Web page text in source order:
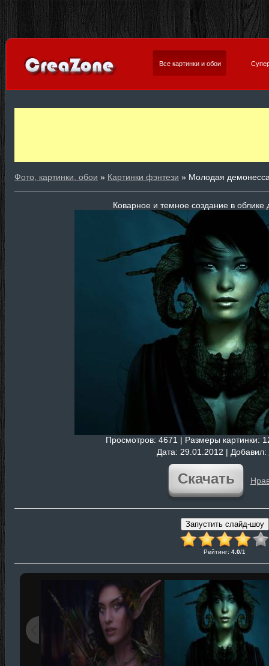
Все картинки и обои
Фото, картинки, обои » Картинки фэнтези » Молодая
Коварное и темное создание в облике
Просмотров: 4671 | Размеры картинки:
Дата: 29.01.2012 | Добавил:
Скачать
Рейтинг: 4.0/1